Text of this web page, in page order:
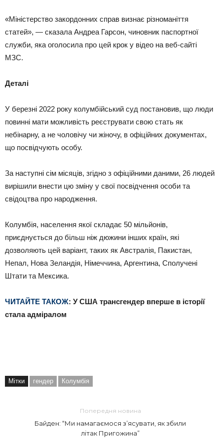
«Міністерство закордонних справ визнає різноманіття
статей», — сказала Андреа Гарсон, чиновник паспортної
служби, яка оголосила про цей крок у відео на веб-сайті
МЗС.
Деталі
У березні 2022 року колумбійський суд постановив, що люди
повинні мати можливість реєструвати свою стать як
небінарну, а не чоловічу чи жіночу, в офіційних документах,
що посвідчують особу.
За наступні сім місяців, згідно з офіційними даними, 26 людей
вирішили внести цю зміну у свої посвідчення особи та
свідоцтва про народження.
Колумбія, населення якої складає 50 мільйонів,
приєднується до більш ніж дюжини інших країн, які
дозволяють цей варіант, таких як Австралія, Пакистан,
Непал, Нова Зеландія, Німеччина, Аргентина, Сполучені
Штати та Мексика.
ЧИТАЙТЕ ТАКОЖ: У США трансгендер вперше в історії
стала адміралом
Мітки гендер Колумбія
Попередня новина
Байден: “Ми намагаємося з’ясувати, як збили
літак Пригожина”